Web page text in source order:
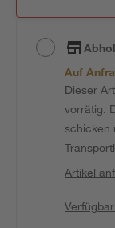
Auf
Dieser
vorrätig.
schicken
Artikel